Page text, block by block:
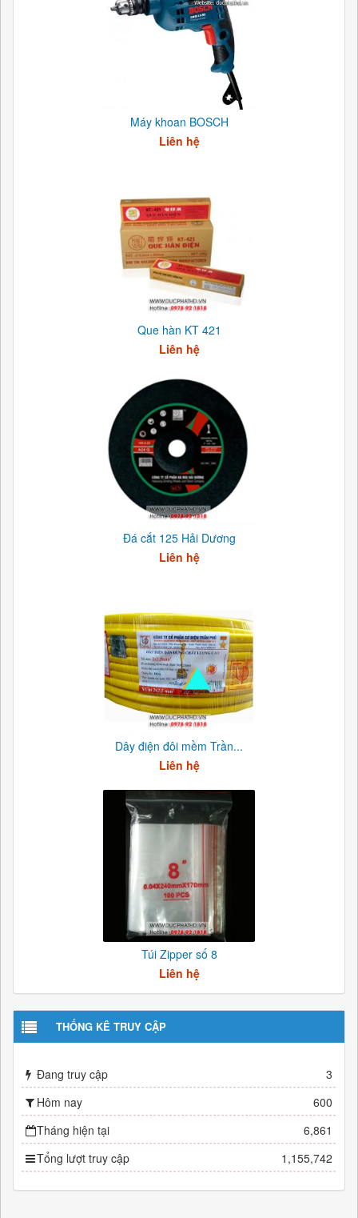
Máy khoan BOSCH
Liên hệ
Que hàn KT 421
Liên hệ
Đá cắt 125 Hải Dương
Liên hệ
Dây điện đôi mềm Trần...
Liên hệ
Túi Zipper số 8
Liên hệ
THỐNG KÊ TRUY CẬP
Đang truy cập
3
Hôm nay
600
Tháng hiện tại
6,861
Tổng lượt truy cập
1,155,742